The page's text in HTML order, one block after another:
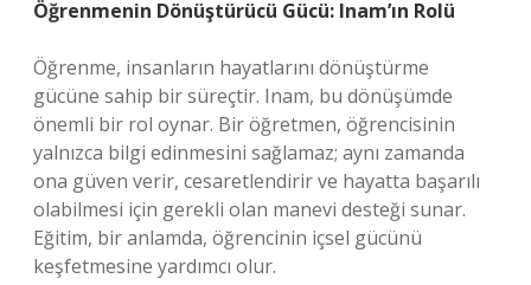
Öğrenmenin Dönüştürücü Gücü: Inam’ın Rolü
Öğrenme, insanların hayatlarını dönüştürme
gücüne sahip bir süreçtir. Inam, bu dönüşümde
önemli bir rol oynar. Bir öğretmen, öğrencisinin
yalnızca bilgi edinmesini sağlamaz; aynı zamanda
ona güven verir, cesaretlendirir ve hayatta başarılı
olabilmesi için gerekli olan manevi desteği sunar.
Eğitim, bir anlamda, öğrencinin içsel gücünü
keşfetmesine yardımcı olur.